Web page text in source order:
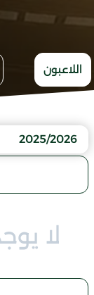
اللاعبون
2025/2026
لا